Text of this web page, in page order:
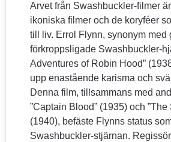
Arvet från Swashbuckler-filmer
ikoniska filmer och de koryféer
till liv. Errol Flynn, synonym med
förkroppsligade Swashbuckler-
Adventures of Robin Hood”
upp enastående karisma och
Denna film, tillsammans med
”Captain Blood” (1935) och ”The
(1940), befäste Flynns status
Swashbuckler-stjärnan.